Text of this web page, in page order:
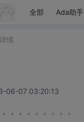
全部 Ada助手
情
06-07 03:20:13
。。。。。。。。